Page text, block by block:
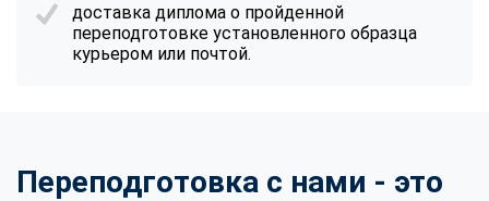
доставка диплома о пройденной
переподготовке установленного образца
курьером или почтой.
Переподготовка с нами - это